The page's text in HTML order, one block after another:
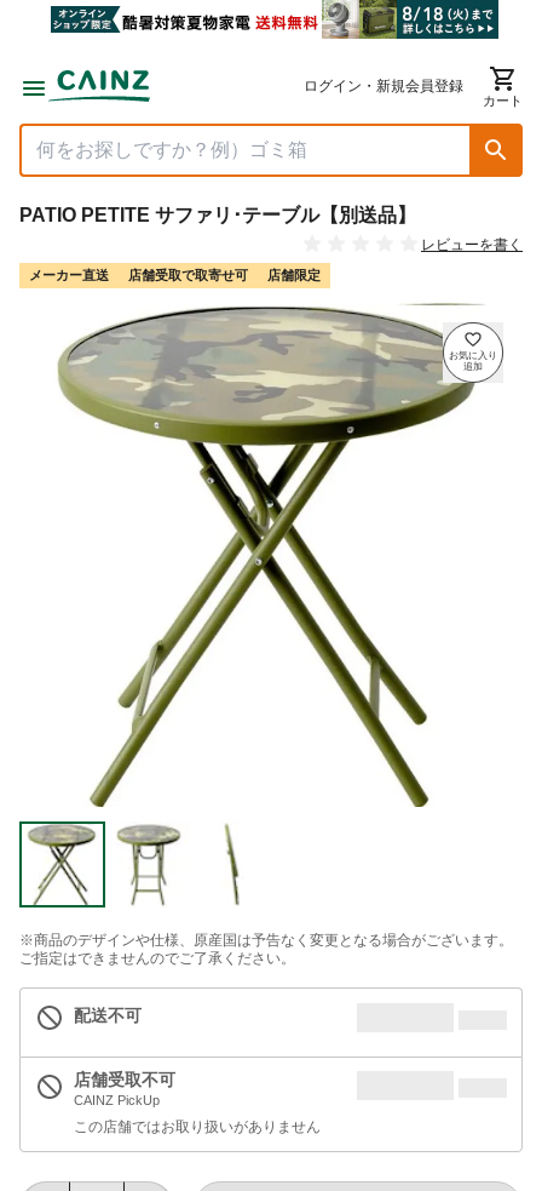
ログイン・新規会員登録
カート
PATIO PETITE サファリ･テーブル【別送品】
レビューを書く
メーカー直送 店舗受取で取寄せ可 店舗限定
※商品のデザインや仕様、原産国は予告なく変更となる場合がございます。
ご指定はできませんのでご了承ください。
配送不可
店舗受取不可
CAINZ PickUp
この店舗ではお取り扱いがありません